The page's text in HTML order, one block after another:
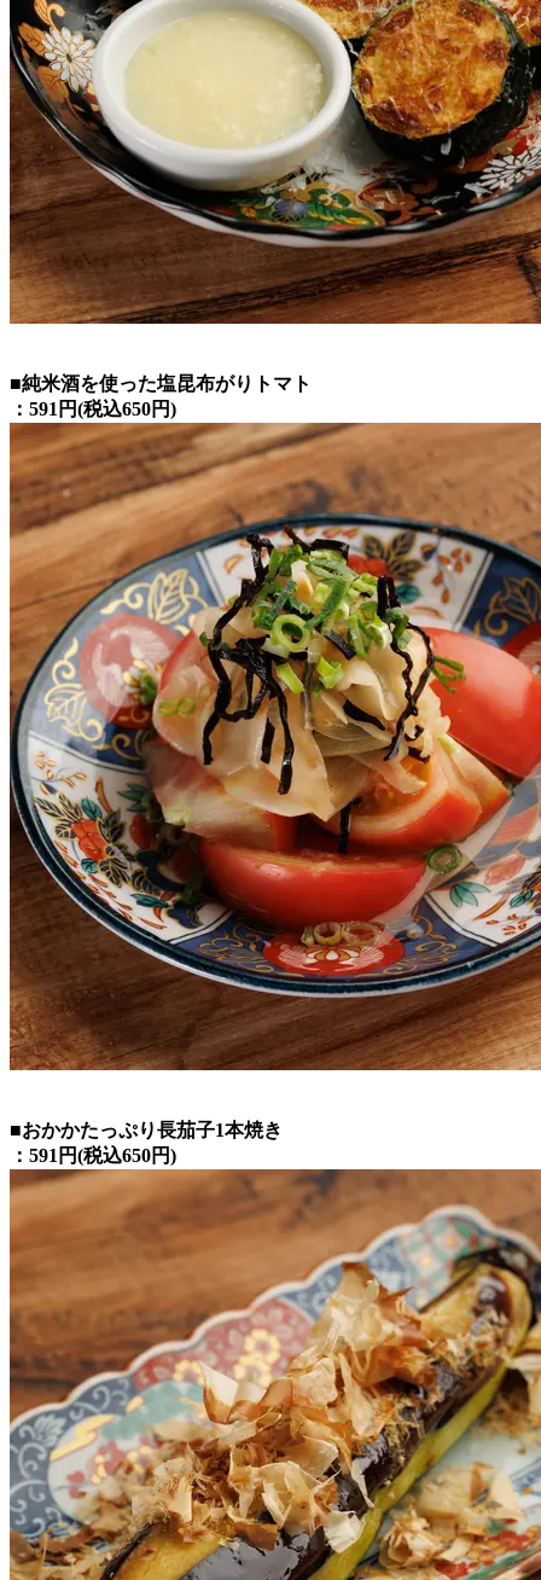
■純米酒を使った塩昆布がりトマト
：591円(税込650円)
■おかかたっぷり長茄子1本焼き
：591円(税込650円)